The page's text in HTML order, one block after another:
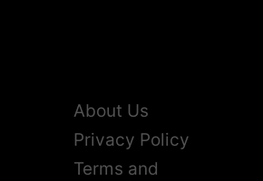
About Us
Privacy Policy
Terms and